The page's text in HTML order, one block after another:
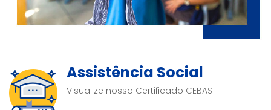
Assistência Social
Visualize nosso Certificado CEBAS